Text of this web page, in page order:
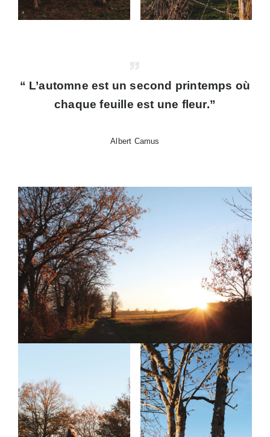
“ L’automne est un second printemps où
chaque feuille est une fleur.”
Albert Camus